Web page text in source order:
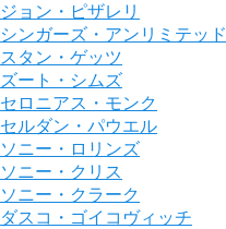
ジョン・ピザレリ
シンガーズ・アンリミテッド
スタン・ゲッツ
ズート・シムズ
セロニアス・モンク
セルダン・パウエル
ソニー・ロリンズ
ソニー・クリス
ソニー・クラーク
ダスコ・ゴイコヴィッチ